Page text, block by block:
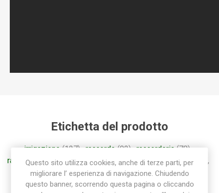
Etichetta del prodotto
irrigazione (127), raccordo (92), raccorderia (78),
raccorderia rapida (55) , raccordi (57), raccorderia sab (85)
,
raccordo a gomito (28), gomito (26)
Questo sito utilizza cookies, anche di terze parti, per
migliorare l’ esperienza di navigazione. Chiudendo
questo banner, scorrendo questa pagina o cliccando